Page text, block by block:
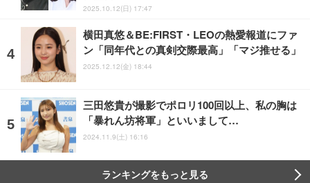
2025.10.12(日) 17:47
横田真悠＆BE:FIRST・LEOの熱愛報道にファ
ン「同年代との真剣交際最高」「マジ推せる」
2025.12.12(金) 18:44
三田悠貴が撮影でポロリ100回以上、私の胸は
「暴れん坊将軍」といいまして…
2024.11.9(土) 16:16
ランキングをもっと見る